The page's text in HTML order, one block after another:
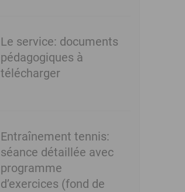
Le service: documents
pédagogiques à
télécharger
Entraînement tennis:
séance détaillée avec
programme
d’exercices (fond de